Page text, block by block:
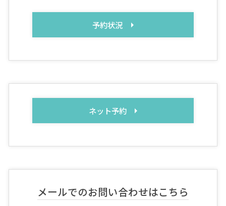
予約状況
ネット予約
メールでのお問い合わせはこちら